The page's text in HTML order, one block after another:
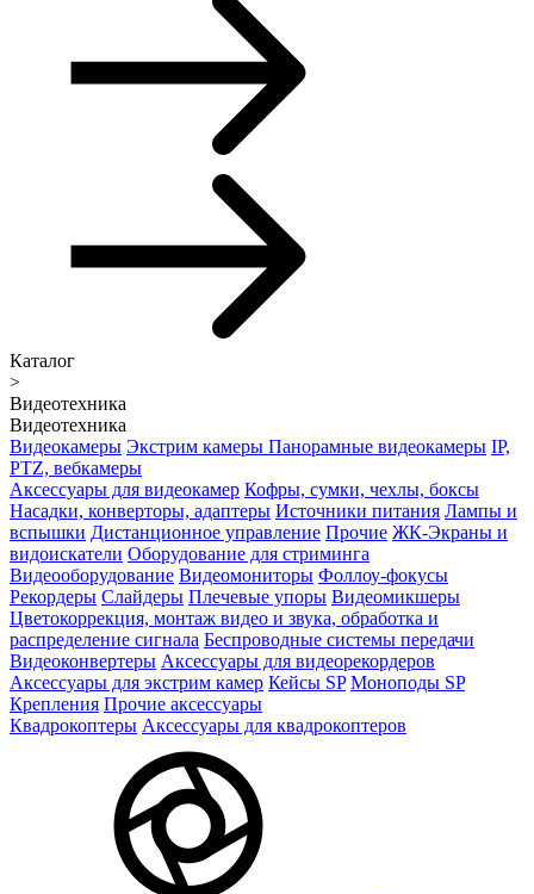
Каталог
>
Видеотехника
Видеотехника
Видеокамеры Экстрим камеры Панорамные видеокамеры IP,
PTZ, вебкамеры
Аксессуары для видеокамер Кофры, сумки, чехлы, боксы
Насадки, конверторы, адаптеры Источники питания Лампы и
вспышки Дистанционное управление Прочие ЖК-Экраны и
видоискатели Оборудование для стриминга
Видеооборудование Видеомониторы Фоллоу-фокусы
Рекордеры Слайдеры Плечевые упоры Видеомикшеры
Цветокоррекция, монтаж видео и звука, обработка и
распределение сигнала Беспроводные системы передачи
Видеоконвертеры Аксессуары для видеорекордеров
Аксессуары для экстрим камер Кейсы SP Моноподы SP
Крепления Прочие аксессуары
Квадрокоптеры Аксессуары для квадрокоптеров